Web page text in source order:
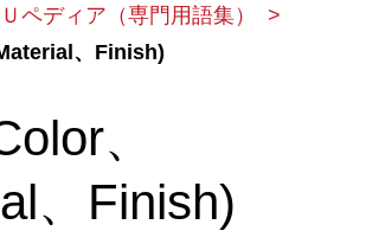
ペディア（専門用語集）
、Finish)
、
、Finish)